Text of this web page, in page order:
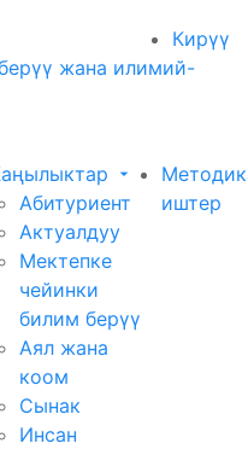
Кирүү
жана илимий-
Абитуриент
Актуалдуу
Мектепке
чейинки
билим берүү
Аял жана
коом
Сынак
Инсан
иштер